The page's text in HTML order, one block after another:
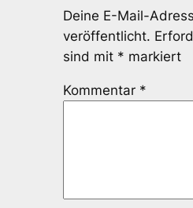
Deine E-Mail-
veröffentlicht.
sind mit * markiert
Kommentar *